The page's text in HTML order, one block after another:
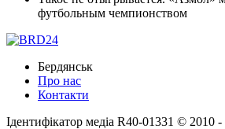
футбольным чемпионством
Бердянськ
Про нас
Контакти
Ідентифікатор медіа R40-01331 © 2010 -